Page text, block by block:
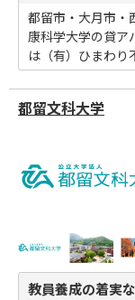
都留市・大月市・
康科学大学の貸ア
は（有）ひまわり
都留文科大学
教員養成の着実